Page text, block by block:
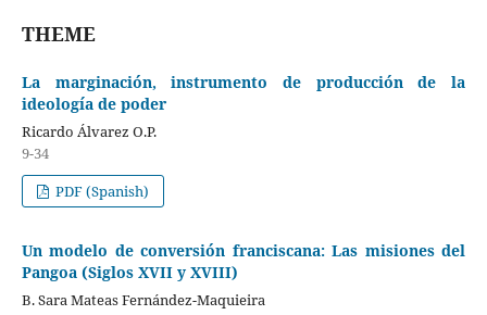
THEME
La marginación, instrumento de producción de la
ideología de poder
Ricardo Álvarez O.P.
9-34
PDF (Spanish)
Un modelo de conversión franciscana: Las misiones del
Pangoa (Siglos XVII y XVIII)
B. Sara Mateas Fernández-Maquieira